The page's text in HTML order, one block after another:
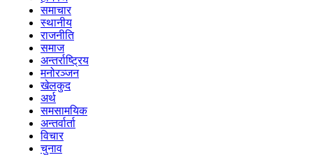
समाचार
स्थानीय
राजनीति
समाज
अन्तर्राष्ट्रिय
मनोरञ्जन
खेलकुद
अर्थ
समसामयिक
अन्तर्वार्ता
विचार
चुनाव